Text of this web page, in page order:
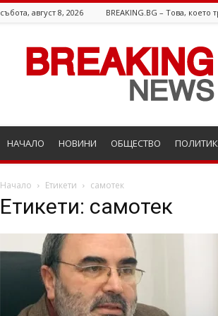
събота, август 8, 2026 BREAKING.BG – Това, което
Breaking.bg
НАЧАЛО НОВИНИ ОБЩЕСТВО
Начало Етикети самотек
Етикети: самотек